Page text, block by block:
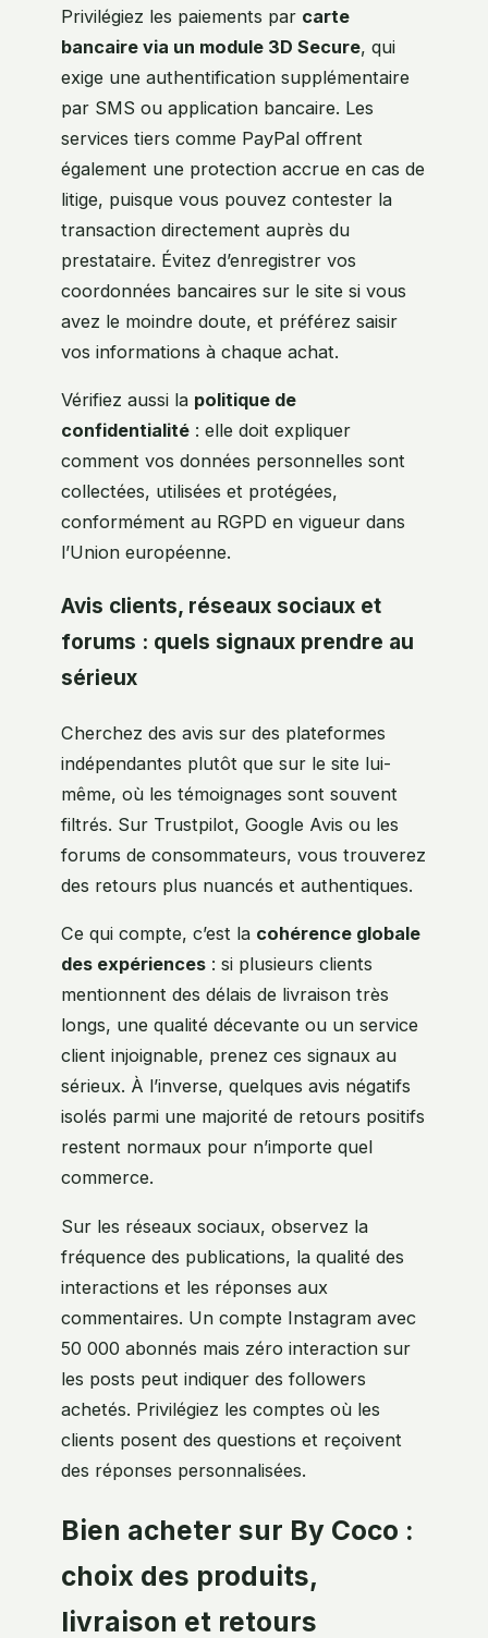
Privilégiez les paiements par carte
bancaire via un module 3D Secure, qui
exige une authentification supplémentaire
par SMS ou application bancaire. Les
services tiers comme PayPal offrent
également une protection accrue en cas de
litige, puisque vous pouvez contester la
transaction directement auprès du
prestataire. Évitez d’enregistrer vos
coordonnées bancaires sur le site si vous
avez le moindre doute, et préférez saisir
vos informations à chaque achat.
Vérifiez aussi la politique de
confidentialité : elle doit expliquer
comment vos données personnelles sont
collectées, utilisées et protégées,
conformément au RGPD en vigueur dans
l’Union européenne.
Avis clients, réseaux sociaux et
forums : quels signaux prendre au
sérieux
Cherchez des avis sur des plateformes
indépendantes plutôt que sur le site lui-
même, où les témoignages sont souvent
filtrés. Sur Trustpilot, Google Avis ou les
forums de consommateurs, vous trouverez
des retours plus nuancés et authentiques.
Ce qui compte, c’est la cohérence globale
des expériences : si plusieurs clients
mentionnent des délais de livraison très
longs, une qualité décevante ou un service
client injoignable, prenez ces signaux au
sérieux. À l’inverse, quelques avis négatifs
isolés parmi une majorité de retours positifs
restent normaux pour n’importe quel
commerce.
Sur les réseaux sociaux, observez la
fréquence des publications, la qualité des
interactions et les réponses aux
commentaires. Un compte Instagram avec
50 000 abonnés mais zéro interaction sur
les posts peut indiquer des followers
achetés. Privilégiez les comptes où les
clients posent des questions et reçoivent
des réponses personnalisées.
Bien acheter sur By Coco :
choix des produits,
livraison et retours